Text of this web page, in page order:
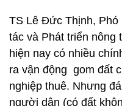
TS Lê Đức Thịnh,
tác và Phát triển nông
hiện nay có nhiều
ra vận động gom đất
nghiệp thuê. Nhưng
người dân (có đất